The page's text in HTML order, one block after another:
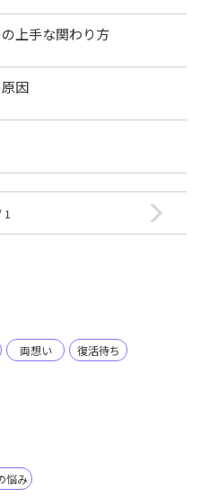
上手な関わり方
因
1
両想い 復活待ち
悩み